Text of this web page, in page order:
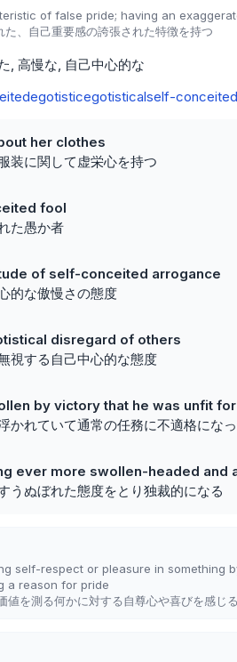
of false pride; having an
た、自己重要感の誇張された特徴を持つ
高慢な 自己中心的な
egotisticegotisticalself-conceited
her clothes
装に関して虚栄心を持つ
fool
た愚か者
of self-conceited arrogance
的な傲慢さの態度
disregard of others
視する自己中心的な態度
by victory that he was unfit
かれていて通常の任務に不適格にな
ever more swollen-headed and
うぬぼれた態度をとり独裁的になる
self-respect or pleasure in something
a reason for pride
値を測る何かに対する自尊心や喜びを感じ